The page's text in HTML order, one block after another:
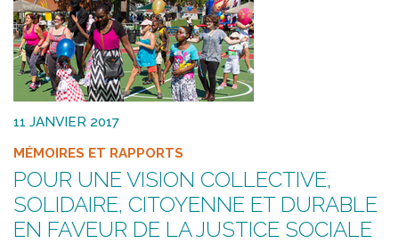
11 JANVIER 2017
MÉMOIRES ET RAPPORTS
POUR UNE VISION COLLECTIVE,
SOLIDAIRE, CITOYENNE ET DURABLE
EN FAVEUR DE LA JUSTICE SOCIALE